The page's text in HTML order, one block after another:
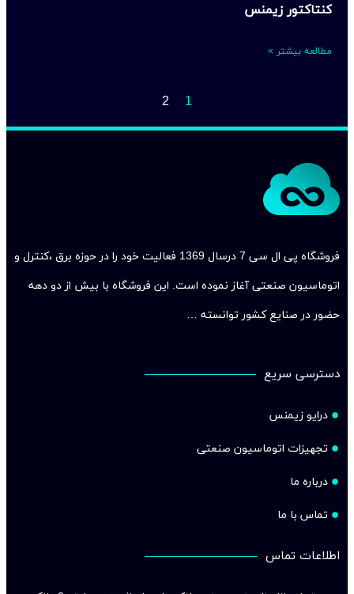
کنتاکتور زیمنس
مطالعه بیشتر »
1
2
فروشگاه پی ال سی 7 درسال 1369 فعالیت خود را در حوزه برق ،کنترل و
اتوماسیون صنعتی آغاز نموده است. این فروشگاه با بیش از دو دهه
حضور در صنایع کشور توانسته …
دسترسی سریع
درایو زیمنس
تجهیزات اتوماسیون صنعتی
درباره ما
تماس با ما
اطلاعات تماس